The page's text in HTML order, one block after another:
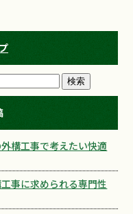
構工事で考えたい快適
事に求められる専門性